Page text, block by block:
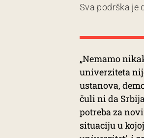
Sva podrška je
„Nemamo
univerziteta
ustanova,
čuli ni da
potreba za
situaciju u